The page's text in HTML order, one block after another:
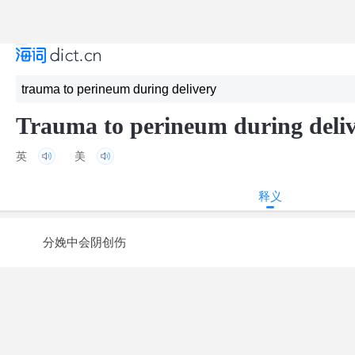
Trauma to perineum during
英 美
释义
分娩中会阴创伤